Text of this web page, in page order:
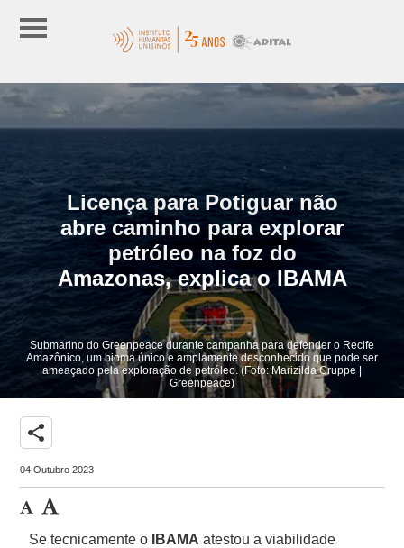
Licença para Potiguar não
abre caminho para explorar
petróleo na foz do
Amazonas, explica o IBAMA
Submarino do Greenpeace durante campanha para defender o Recife
Amazônico, um bioma único e amplamente desconhecido que pode ser
ameaçado pela exploração de petróleo. (Foto: Marizilda Cruppe |
Greenpeace)
share
04 Outubro 2023
Se tecnicamente o IBAMA atestou a viabilidade